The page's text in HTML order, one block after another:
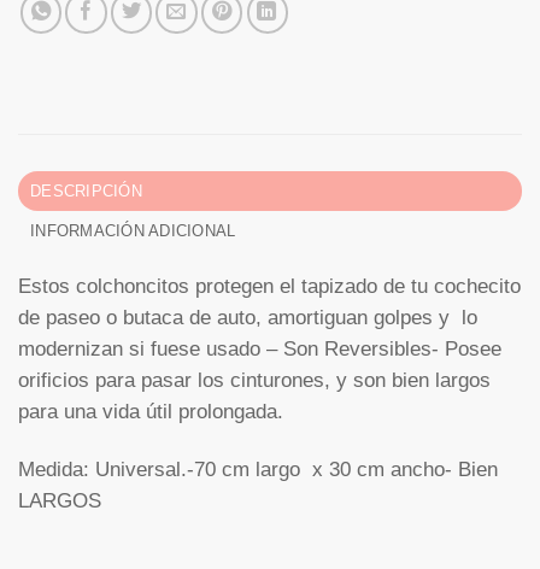
DESCRIPCIÓN
INFORMACIÓN ADICIONAL
Estos colchoncitos protegen el tapizado de tu cochecito
de paseo o butaca de auto, amortiguan golpes y lo
modernizan si fuese usado – Son Reversibles- Posee
orificios para pasar los cinturones, y son bien largos
para una vida útil prolongada.
Medida: Universal.-70 cm largo x 30 cm ancho- Bien
LARGOS